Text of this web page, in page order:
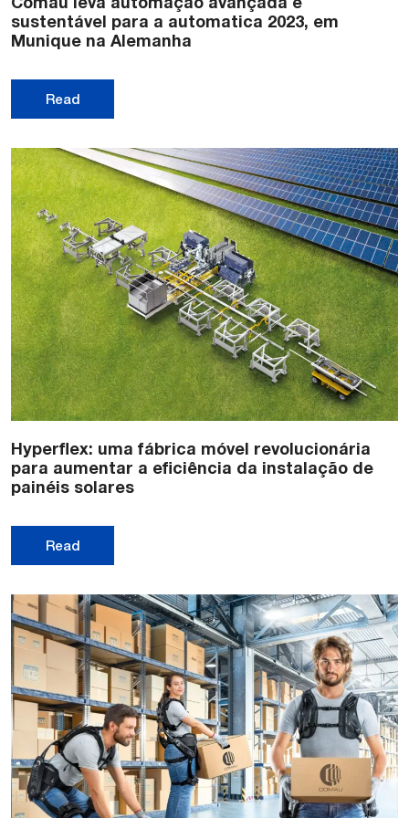
sustentável para a automatica 2023, em
Munique na Alemanha
Read
Hyperflex: uma fábrica móvel revolucionária
para aumentar a eficiência da instalação de
painéis solares
Read